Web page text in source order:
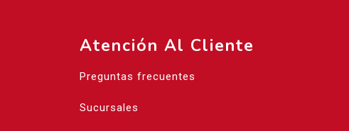
Atención Al Cliente
Preguntas frecuentes
Sucursales